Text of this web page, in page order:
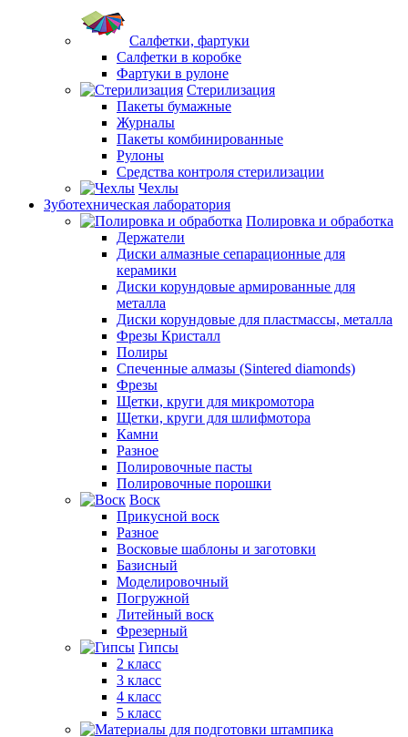
Салфетки, фартуки
Салфетки в коробке
Фартуки в рулоне
Стерилизация
Пакеты бумажные
Журналы
Пакеты комбинированные
Рулоны
Средства контроля стерилизации
Чехлы
Зуботехническая лаборатория
Полировка и обработка
Держатели
Диски алмазные сепарационные для
керамики
Диски корундовые армированные для
металла
Диски корундовые для пластмассы, металла
Фрезы Кристалл
Полиры
Спеченные алмазы (Sintered diamonds)
Фрезы
Щетки, круги для микромотора
Щетки, круги для шлифмотора
Камни
Разное
Полировочные пасты
Полировочные порошки
Воск
Прикусной воск
Разное
Восковые шаблоны и заготовки
Базисный
Моделировочный
Погружной
Литейный воск
Фрезерный
Гипсы
2 класс
3 класс
4 класс
5 класс